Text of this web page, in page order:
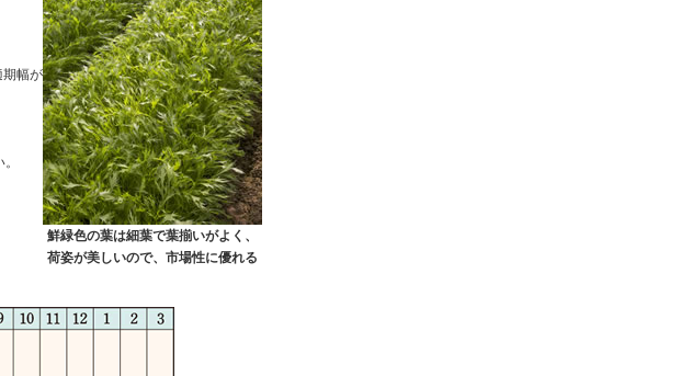
鮮緑色の葉は細葉で葉揃いがよく、
荷姿が美しいので、市場性に優れる
期幅が